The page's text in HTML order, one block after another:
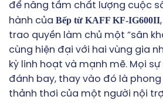
để nâng tầm chất lượng cuộc
hành của Bếp từ KAFF KF-IG600II
trao quyền làm chủ một “sân
cùng hiện đại với hai vùng gia
kỳ linh hoạt và mạnh mẽ. Mọi sự
đánh bay, thay vào đó là
thảnh thơi của một người nội